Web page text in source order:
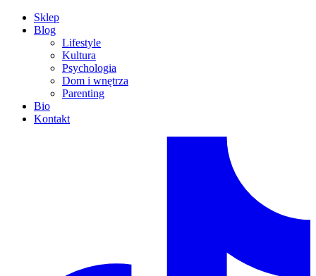
Sklep
Blog
Lifestyle
Kultura
Psychologia
Dom i wnętrza
Parenting
Bio
Kontakt